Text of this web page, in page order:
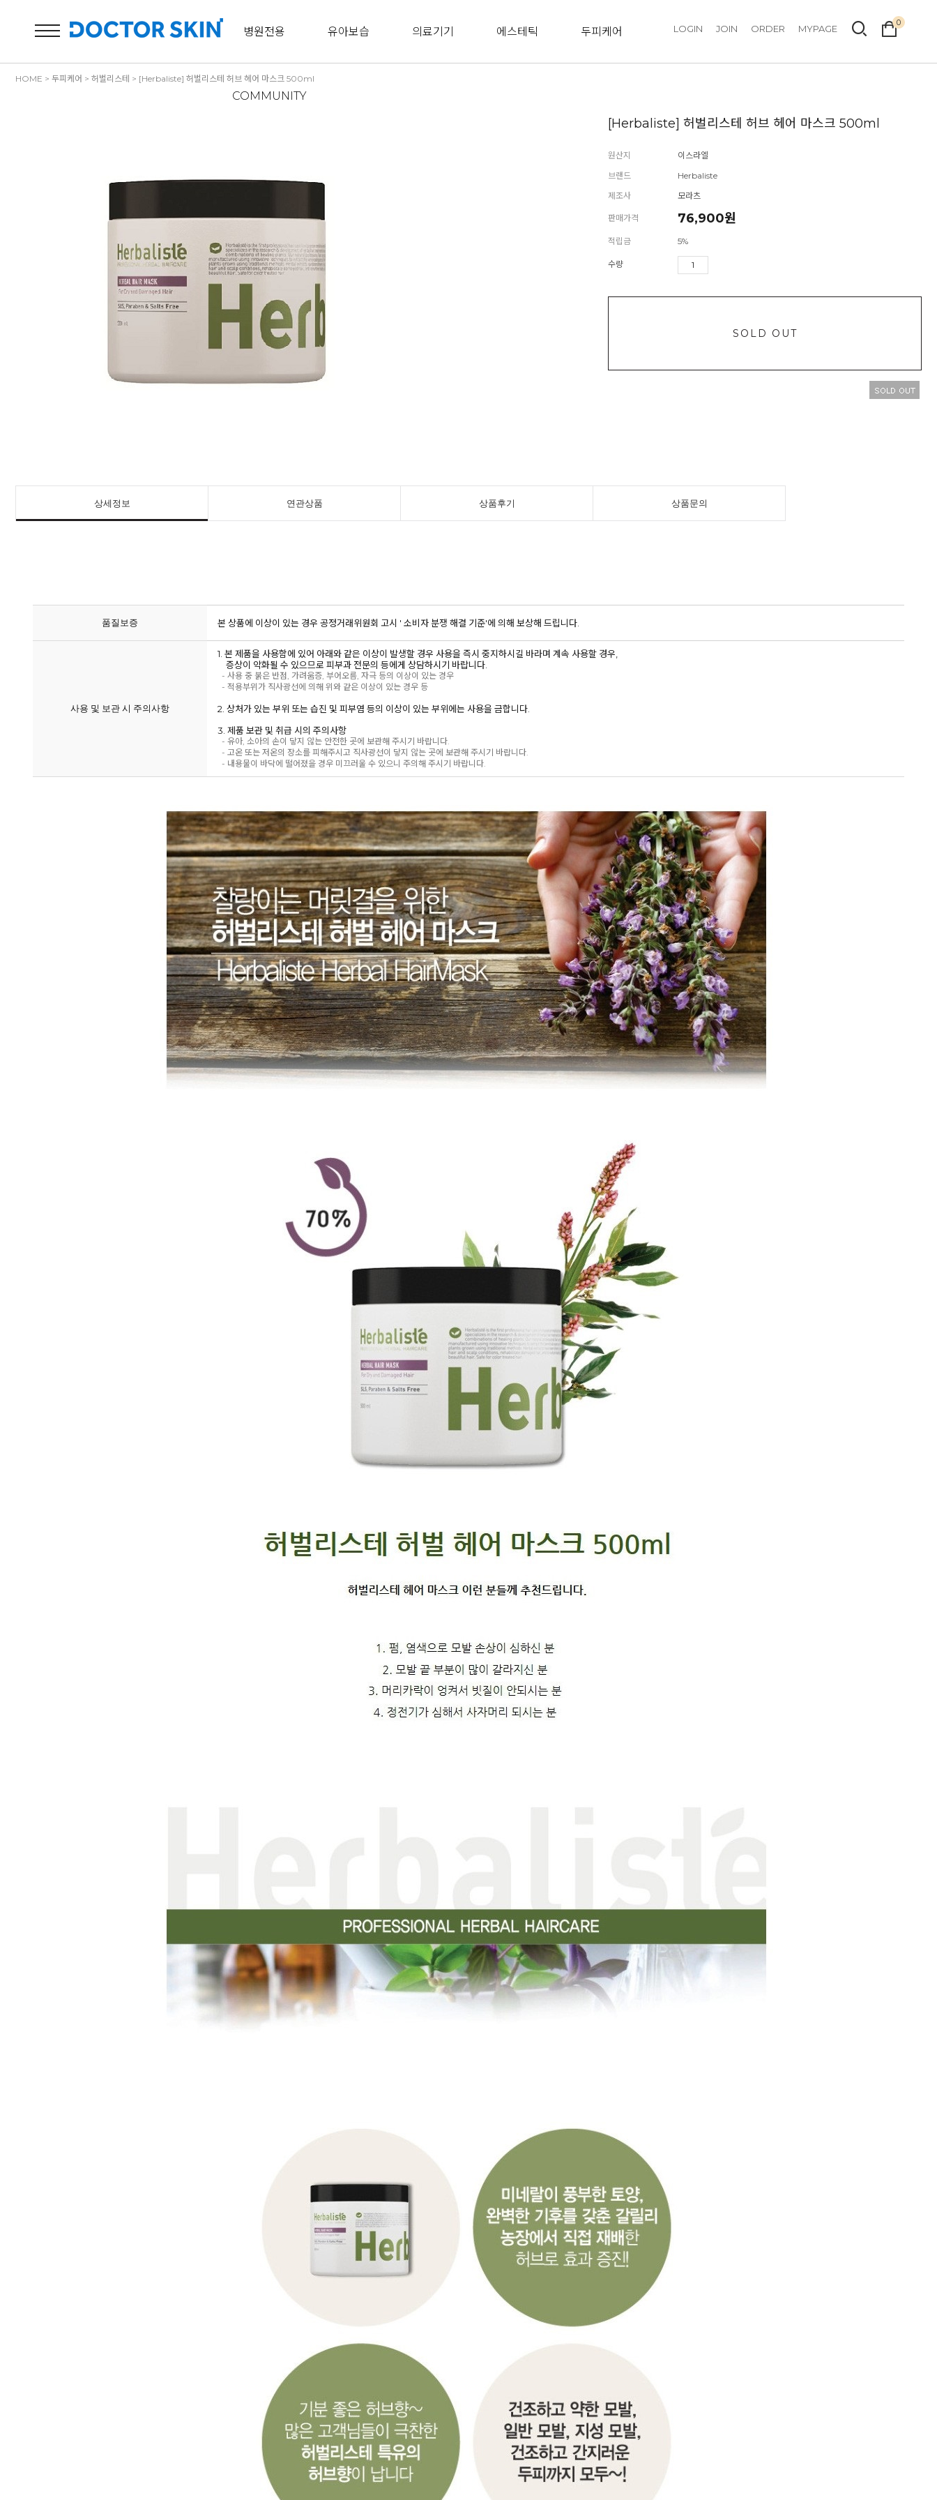
병원전용 유아보습 의료기기 에스테틱 두피케어
COMMUNITY
LOGIN JOIN ORDER MYPAGE
0
HOME > 두피케어 > 허벌리스테 > [Herbaliste] 허벌리스테 허브 헤어 마스크 500ml
[Herbaliste] 허벌리스테 허브 헤어 마스크 500ml
원산지
이스라엘
브랜드
Herbaliste
제조사
모라츠
판매가격 76,900원
적립금 5%
수량
SOLD OUT
상세정보 연관상품 상품후기 상품문의
품질보증 본 상품에 이상이 있는 경우 공정거래위원회 고시 ' 소비자 분쟁 해결 기준'에 의해 보상해 드립니다.
사용 및 보관 시 주의사항
1. 본 제품을 사용함에 있어 아래와 같은 이상이 발생할 경우 사용을 즉시 중지하시길 바라며 계속 사용할 경우,
증상이 악화될 수 있으므로 피부과 전문의 등에게 상담하시기 바랍니다.
- 사용 중 붉은 반점, 가려움증, 부어오름, 자극 등의 이상이 있는 경우
- 적용부위가 직사광선에 의해 위와 같은 이상이 있는 경우 등
2. 상처가 있는 부위 또는 습진 및 피부염 등의 이상이 있는 부위에는 사용을 금합니다.
3. 제품 보관 및 취급 시의 주의사항
- 유아, 소아의 손이 닿지 않는 안전한 곳에 보관해 주시기 바랍니다.
- 고온 또는 저온의 장소를 피해주시고 직사광선이 닿지 않는 곳에 보관해 주시기 바랍니다.
- 내용물이 바닥에 떨어졌을 경우 미끄러울 수 있으니 주의해 주시기 바랍니다.